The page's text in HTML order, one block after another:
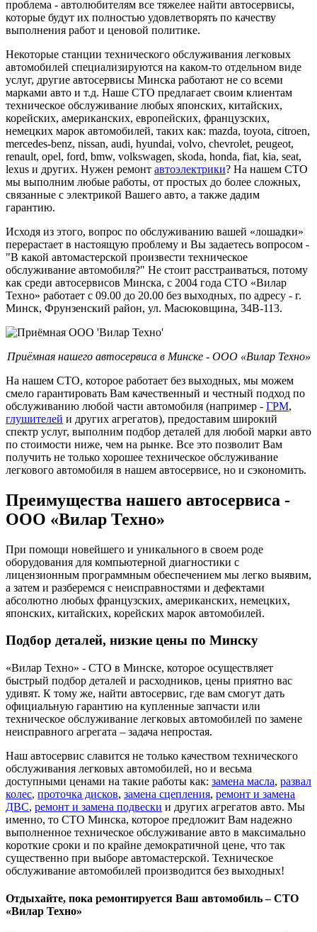
проблема - автолюбителям все тяжелее найти автосервисы,
которые будут их полностью удовлетворять по качеству
выполнения работ и ценовой политике.
Некоторые станции технического обслуживания легковых
автомобилей специализируются на каком-то отдельном виде
услуг, другие автосервисы Минска работают не со всеми
марками авто и т.д. Наше СТО предлагает своим клиентам
техническое обслуживание любых японских, китайских,
корейских, американских, европейских, французских,
немецких марок автомобилей, таких как: mazda, toyota, citroen,
mercedes-benz, nissan, audi, hyundai, volvo, chevrolet, peugeot,
renault, opel, ford, bmw, volkswagen, skoda, honda, fiat, kia, seat,
lexus и других. Нужен ремонт автоэлектрики? На нашем СТО
мы выполним любые работы, от простых до более сложных,
связанные с электрикой Вашего авто, а также дадим
гарантию.
Исходя из этого, вопрос по обслуживанию вашей «лошадки»
перерастает в настоящую проблему и Вы задаетесь вопросом -
"В какой автомастерской произвести техническое
обслуживание автомобиля?" Не стоит расстраиваться, потому
как среди автосервисов Минска, с 2004 года СТО «Вилар
Техно» работает с 09.00 до 20.00 без выходных, по адресу - г.
Минск, Фрунзенский район, ул. Масюковщина, 34В-113.
Приёмная нашего автосервиса в Минске - ООО «Вилар Техно»
На нашем СТО, которое работает без выходных, мы можем
смело гарантировать Вам качественный и честный подход по
обслуживанию любой части автомобиля (например - ГРМ,
глушителей и других агрегатов), предоставим широкий
спектр услуг, выполним подбор деталей для любой марки авто
по стоимости ниже, чем на рынке. Все это позволит Вам
получить не только хорошее техническое обслуживание
легкового автомобиля в нашем автосервисе, но и сэкономить.
Преимущества нашего автосервиса -
ООО «Вилар Техно»
При помощи новейшего и уникального в своем роде
оборудования для компьютерной диагностики с
лицензионным программным обеспечением мы легко выявим,
а затем и разберемся с неисправностями и дефектами
абсолютно любых французских, американских, немецких,
японских, китайских, корейских марок автомобилей.
Подбор деталей, низкие цены по Минску
«Вилар Техно» - СТО в Минске, которое осуществляет
быстрый подбор деталей и расходников, цены приятно вас
удивят. К тому же, найти автосервис, где вам смогут дать
официальную гарантию на купленные запчасти или
техническое обслуживание легковых автомобилей по замене
неисправного агрегата – задача непростая.
Наш автосервис славится не только качеством технического
обслуживания легковых автомобилей, но и весьма
доступными ценами на такие работы как: замена масла, развал
колес, проточка дисков, замена сцепления, ремонт и замена
ДВС, ремонт и замена подвески и других агрегатов авто. Мы
именно, то СТО Минска, которое предложит Вам надежно
выполненное техническое обслуживание авто в максимально
короткие сроки и по крайне демократичной цене, что так
существенно при выборе автомастерской. Техническое
обслуживание автомобилей производится без выходных!
Отдыхайте, пока ремонтируется Ваш автомобиль – СТО
«Вилар Техно»